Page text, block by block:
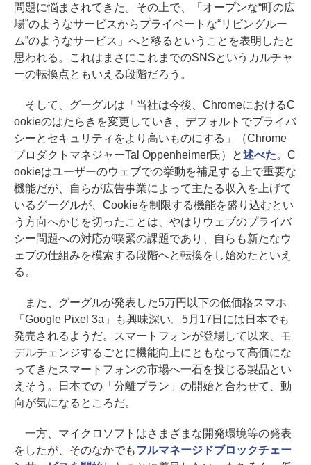
問題に悩まされてきた。その上で、「オープンな“町の広
場”のようなサービスからプライベートな“リビングルー
ム”のようなサービス」へと移るということを表明したと
思われる。これはまさにこれまでのSNSというカルチャ
ーの転換点ともいえる段階だろう。
そして、グーグルは「当社は今後、ChromeにおけるC
ookieのはたらきを変更していき、デフォルトでプライバ
シーとセキュリティをより高いものにする」（Chrome
プロダクトマネジャーTal Oppenheimer氏）と述べた。C
ookieはユーザーのウェブでの挙動を補足する上で重要な
機能だが、自らが広告事業によって主たる収入を上げて
いるグーグルが、Cookieを制限する機能を盛り込むとい
う方向へかじを切ったことは、やはりウェブのプライバ
シー問題への対応が喫緊の課題であり、自らも新たなウ
ェブの仕組みを模索する段階へと転換をし始めたといえ
る。
また、グーグルが発表した5万円以下の低価格スマホ
「Google Pixel 3a」も興味深い。5月17日には日本でも
発売されるようだ。スマートフォンが登場して以来、モ
デルチェンジするごとに機能向上にともなって高価にな
ってきたスマートフォンの市場へ一石を投じる製品とい
えそう。日本での「分離プラン」の開始と合わせて、動
向が気になるところだ。
一方、マイクロソフトはさまざまな開発環境等の発表
をしたが、そのなかでもフルマネージドブロックチェー